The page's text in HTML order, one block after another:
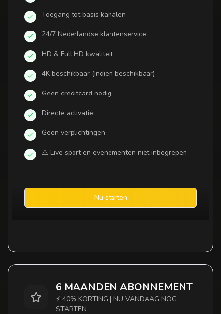
Toegang tot basis kanalen
24/7 Nederlandse klantenservice
HD & Full HD kwaliteit
4K beschikbaar (indien beschikbaar)
Geen creditcard nodig
Directe activatie
Geen verplichtingen
⚠️ Live sport en evenementen niet inbegrepen
Nu starten
6 MAANDEN ABONNEMENT
⚡ 40% KORTING | NU VANDAAG NOG
STARTEN